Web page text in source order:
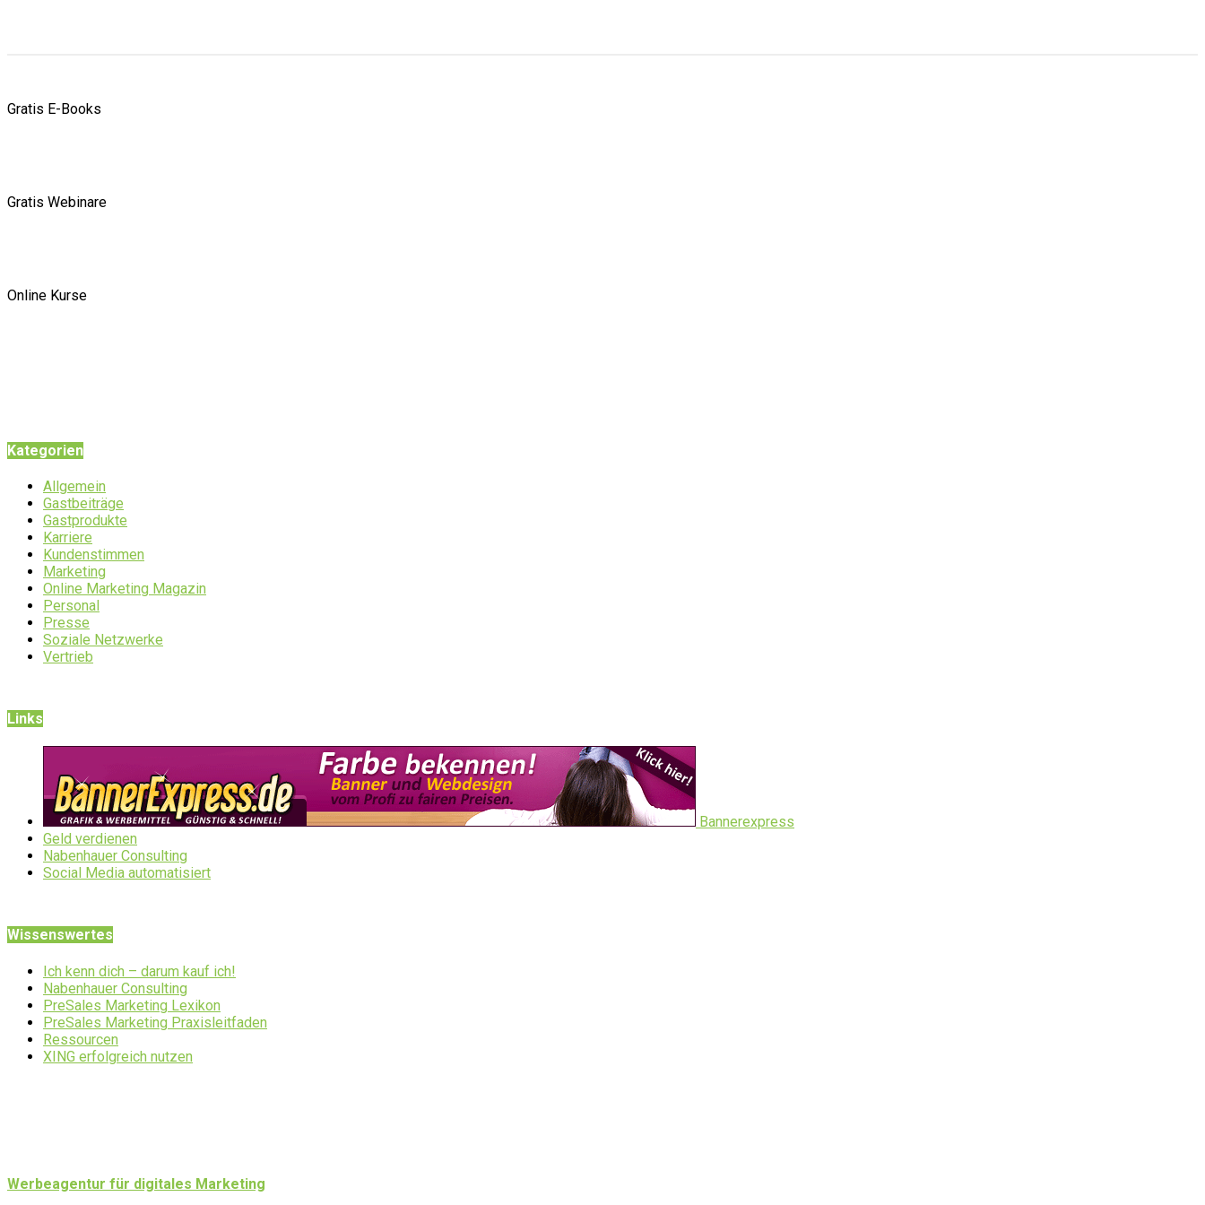
Gratis E-Books
Gratis Webinare
Online Kurse
Kategorien
Allgemein
Gastbeiträge
Gastprodukte
Karriere
Kundenstimmen
Marketing
Online Marketing Magazin
Personal
Presse
Soziale Netzwerke
Vertrieb
Links
Bannerexpress
Geld verdienen
Nabenhauer Consulting
Social Media automatisiert
Wissenswertes
Ich kenn dich – darum kauf ich!
Nabenhauer Consulting
PreSales Marketing Lexikon
PreSales Marketing Praxisleitfaden
Ressourcen
XING erfolgreich nutzen
Werbeagentur für digitales Marketing